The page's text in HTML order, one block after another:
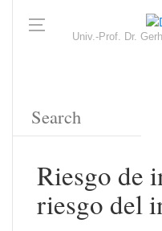
Univ.-Prof. Dr.
Riesgo de
riesgo del